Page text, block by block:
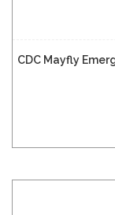
CDC Mayfly